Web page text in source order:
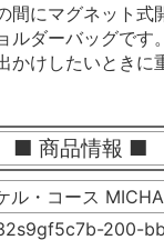
間にマグネット式
ルダーバッグです。
かけしたいときに
■ 商品情報 ■
ル・コース
200-